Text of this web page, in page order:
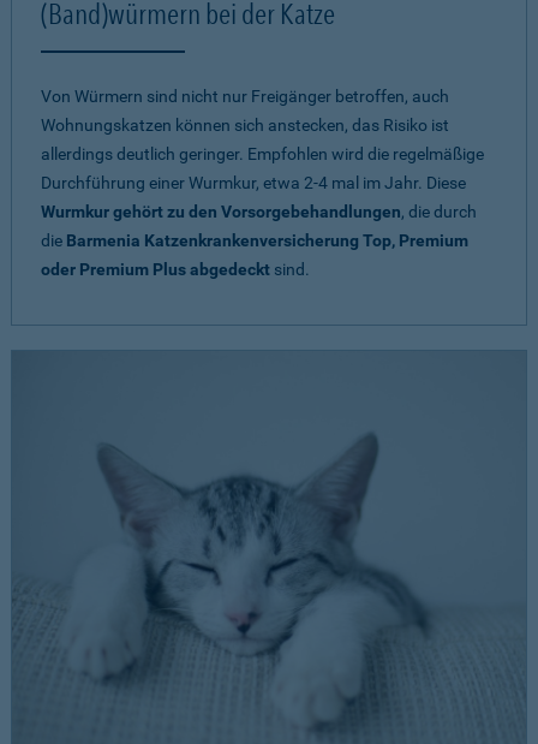
(Band)würmern bei der Katze
Von Würmern sind nicht nur Freigänger betroffen, auch
Wohnungskatzen können sich anstecken, das Risiko ist
allerdings deutlich geringer. Empfohlen wird die regelmäßige
Durchführung einer Wurmkur, etwa 2-4 mal im Jahr. Diese
Wurmkur gehört zu den Vorsorgebehandlungen, die durch
die Barmenia Katzenkrankenversicherung Top, Premium
oder Premium Plus abgedeckt sind.